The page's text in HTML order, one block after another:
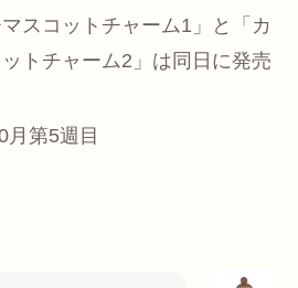
スコットチャーム1」と「カ
トチャーム2」は同日に発売
月第5週目